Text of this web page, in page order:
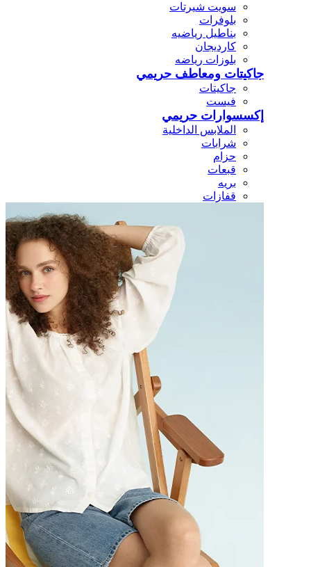
سويت شيرتات
بلوفرات
بناطيل رياضيه
كارديجان
بلوزات رياضه
جاكيتات ومعاطف حريمي
جاكيتات
فيست
إكسسوارات حريمي
الملابس الداخلية
شرابات
حزام
قبعات
بريه
قفازات